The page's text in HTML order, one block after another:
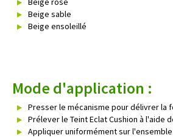
Beige sable
Beige ensoleillé
Mode d'application :
Presser le mécanisme pour délivrer la
Prélever le Teint Eclat Cushion à l'aide
Appliquer uniformément sur